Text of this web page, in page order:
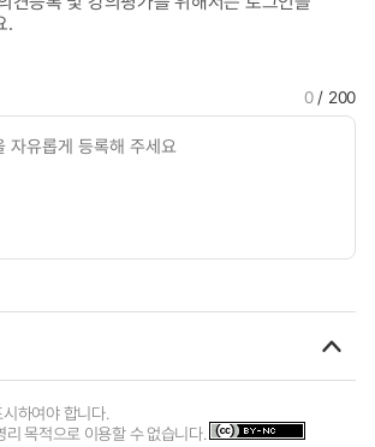
.
0/ 200
하여야 합니다.
리 목적으로 이용할 수 없습니다.